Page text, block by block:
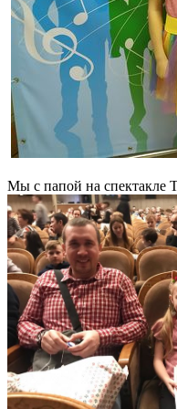
Мы с папой на спектакле